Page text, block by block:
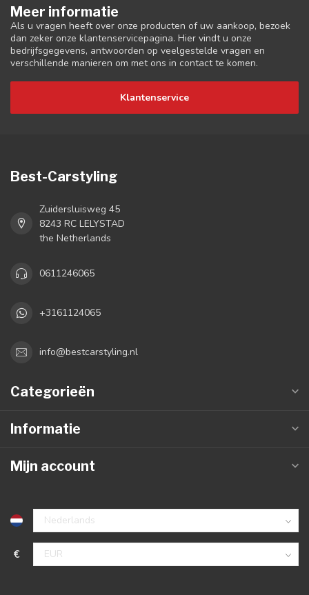
Meer informatie
Als u vragen heeft over onze producten of uw aankoop, bezoek
dan zeker onze klantenservicepagina. Hier vindt u onze
bedrijfsgegevens, antwoorden op veelgestelde vragen en
verschillende manieren om met ons in contact te komen.
Klantenservice
Best-Carstyling
Zuidersluisweg 45
8243 RC LELYSTAD
the Netherlands
0611246065
+3161124065
info@bestcarstyling.nl
Categorieën
Informatie
Mijn account
€